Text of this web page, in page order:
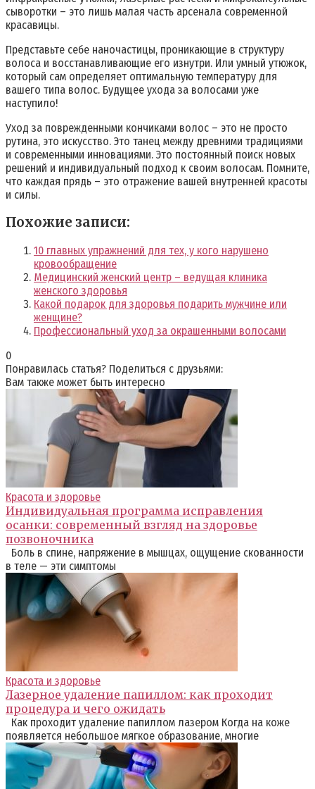
сыворотки – это лишь малая часть арсенала современной
красавицы.
Представьте себе наночастицы, проникающие в структуру
волоса и восстанавливающие его изнутри. Или умный утюжок,
который сам определяет оптимальную температуру для
вашего типа волос. Будущее ухода за волосами уже
наступило!
Уход за поврежденными кончиками волос – это не просто
рутина, это искусство. Это танец между древними традициями
и современными инновациями. Это постоянный поиск новых
решений и индивидуальный подход к своим волосам. Помните,
что каждая прядь – это отражение вашей внутренней красоты
и силы.
Похожие записи:
10 главных упражнений для тех, у кого нарушено
кровообращение
Медицинский женский центр – ведущая клиника
женского здоровья
Какой подарок для здоровья подарить мужчине или
женщине?
Профессиональный уход за окрашенными волосами
0
Понравилась статья? Поделиться с друзьями:
Вам также может быть интересно
Красота и здоровье
Индивидуальная программа исправления
осанки: современный взгляд на здоровье
позвоночника
Боль в спине, напряжение в мышцах, ощущение скованности
в теле — эти симптомы
Красота и здоровье
Лазерное удаление папиллом: как проходит
процедура и чего ожидать
Как проходит удаление папиллом лазером Когда на коже
появляется небольшое мягкое образование, многие